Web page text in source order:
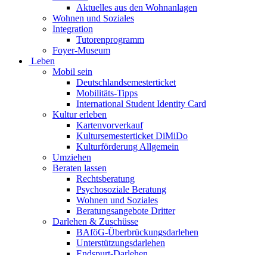
Aktuelles aus den Wohnanlagen
Wohnen und Soziales
Integration
Tutorenprogramm
Foyer-Museum
Leben
Mobil sein
Deutschlandsemesterticket
Mobilitäts-Tipps
International Student Identity Card
Kultur erleben
Kartenvorverkauf
Kultursemesterticket DiMiDo
Kulturförderung Allgemein
Umziehen
Beraten lassen
Rechtsberatung
Psychosoziale Beratung
Wohnen und Soziales
Beratungsangebote Dritter
Darlehen & Zuschüsse
BAföG-Überbrückungsdarlehen
Unterstützungsdarlehen